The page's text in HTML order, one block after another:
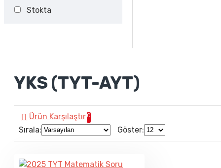
Stokta
YKS (TYT-AYT)
Ürün Karşılaştır0
Sırala: Göster: